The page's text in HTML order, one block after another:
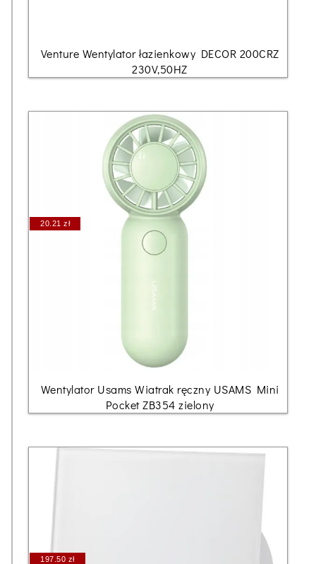
Venture Wentylator łazienkowy DECOR 200CRZ
230V,50HZ
20.21 zł
Wentylator Usams Wiatrak ręczny USAMS Mini
Pocket ZB354 zielony
197.50 zł